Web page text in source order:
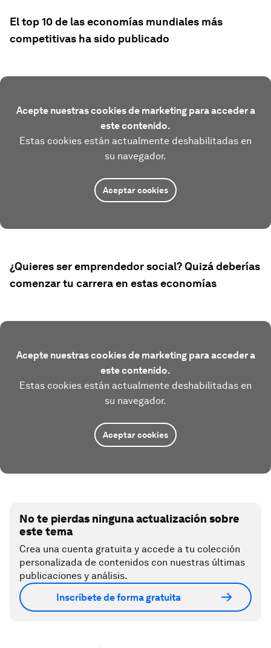
El top 10 de las economías mundiales más
competitivas ha sido publicado
Acepte nuestras cookies de marketing para acceder a
este contenido.
Estas cookies están actualmente deshabilitadas en
su navegador.
Aceptar cookies
¿Quieres ser emprendedor social? Quizá deberías
comenzar tu carrera en estas economías
Acepte nuestras cookies de marketing para acceder a
este contenido.
Estas cookies están actualmente deshabilitadas en
su navegador.
Aceptar cookies
No te pierdas ninguna actualización sobre
este tema
Crea una cuenta gratuita y accede a tu colección
personalizada de contenidos con nuestras últimas
publicaciones y análisis.
Inscríbete de forma gratuita